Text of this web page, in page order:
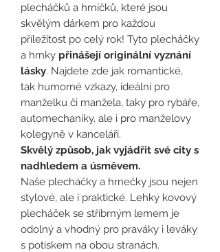
plecháčků a hrníčků, které jsou
skvělým dárkem pro každou
příležitost po celý rok! Tyto plecháčky
a hrnky přinášejí originální vyznání
lásky. Najdete zde jak romantické,
tak humorné vzkazy, ideální pro
manželku či manžela, taky pro rybáře,
automechaniky, ale i pro manželovy
kolegyně v kanceláři.
Skvělý způsob, jak vyjádřit své city s
nadhledem a úsměvem.
Naše plecháčky a hrnečky jsou nejen
stylové, ale i praktické. Lehký kovový
plecháček se stříbrným lemem je
odolný a vhodný pro praváky i leváky
s potiskem na obou stranách.